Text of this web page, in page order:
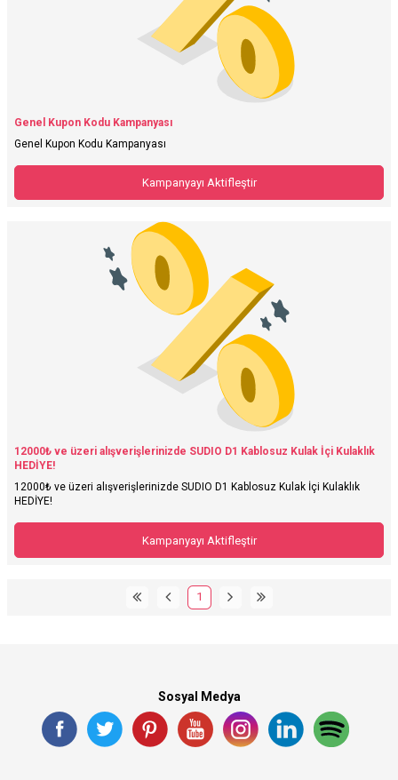
Genel Kupon Kodu Kampanyası
Genel Kupon Kodu Kampanyası
Kampanyayı Aktifleştir
12000₺ ve üzeri alışverişlerinizde SUDIO D1 Kablosuz Kulak İçi Kulaklık
HEDİYE!
12000₺ ve üzeri alışverişlerinizde SUDIO D1 Kablosuz Kulak İçi Kulaklık
HEDİYE!
Kampanyayı Aktifleştir
1
Sosyal Medya